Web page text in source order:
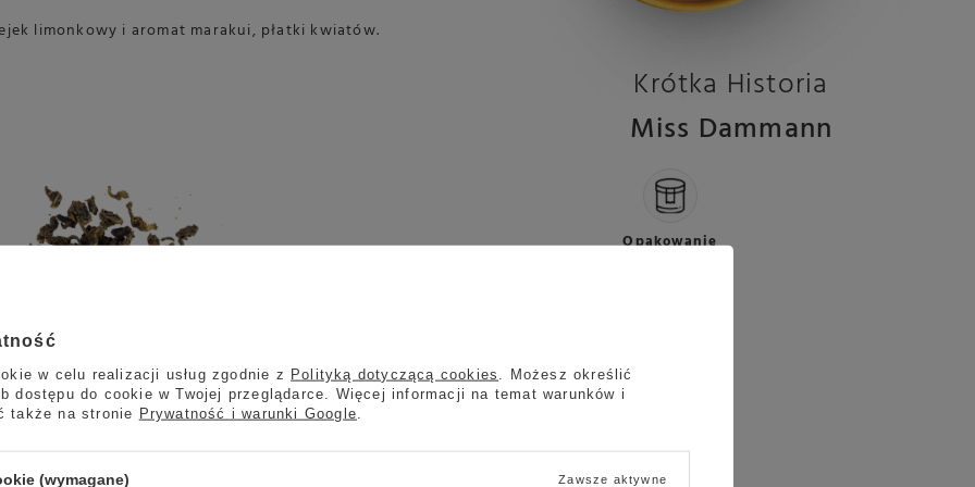
limonkowy i aromat marakui, płatki kwiatów.
Krótka Historia
Miss Dammann
Opakowanie
w celu realizacji usług zgodnie z Polityką dotyczącą cookies
. Możesz określić
dostępu do cookie w Twojej przeglądarce. Więcej informacji na temat warunków i
także na stronie Prywatność i warunki Google
(wymagane) Zawsze aktywne